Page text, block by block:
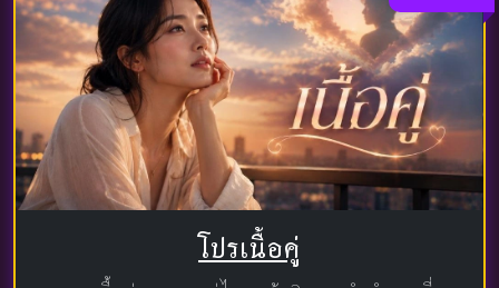
โปรเนื้อคู่